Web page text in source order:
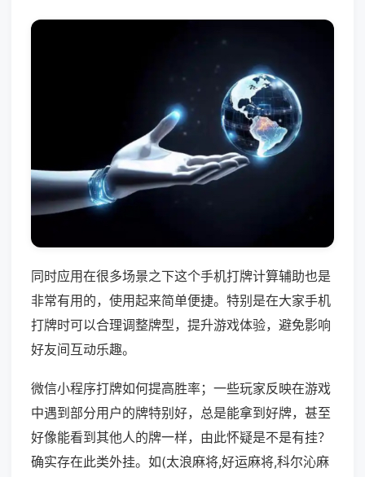
同时应用在很多场景之下这个手机打牌计算辅助也是
非常有用的，使用起来简单便捷。特别是在大家手机
打牌时可以合理调整牌型，提升游戏体验，避免影响
好友间互动乐趣。
微信小程序打牌如何提高胜率；一些玩家反映在游戏
中遇到部分用户的牌特别好，总是能拿到好牌，甚至
好像能看到其他人的牌一样，由此怀疑是不是有挂？
确实存在此类外挂。如(太浪麻将,好运麻将,科尔沁麻